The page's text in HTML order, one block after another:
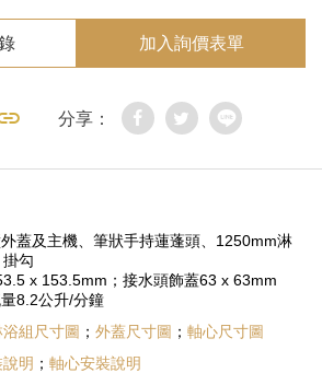
加入詢價表單
分享：
蓋及主機、筆狀手持蓮蓬頭、1250mm淋
勾
x 153.5mm；接水頭飾蓋63 x 63mm
8.2公升/分鐘
組尺寸圖 ； 外蓋尺寸圖 ； 軸心尺寸圖
明 ； 軸心安裝說明